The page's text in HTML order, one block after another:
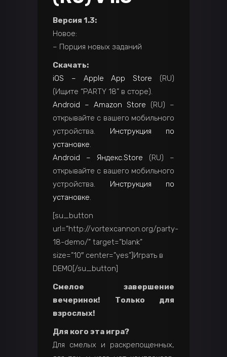
Версия 1.3:
Новое:
– Порция новых заданий
Скачать:
iOS – Apple App Store (RU)
(Ищите “PARTY 18” в сторе).
Android – Amazon Store (RU) –
открывайте с вашего мобильного
устройства.
Инструкция по
установке.
Android – Яндекс.Store (RU) –
открывайте с вашего мобильного
устройства.
Инструкция по
установке.
[su_button
url=”http://vortexcannon.org/party-
18-demo/” target=”blank”
size=”10″ center=”yes”]Играть в
DEMO[/su_button]
Смелое завершение
вечеринок! Только для
взрослых!
Для кого эта игра?
Для смелых и раскрепощенных,